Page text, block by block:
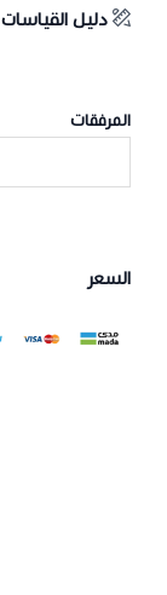
دليل القياسات
المرفقات
السعر